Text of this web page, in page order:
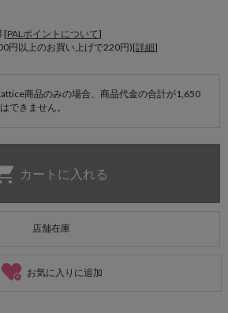
[PALポイントについて]
円以上のお買い上げで220円)[詳細]
商品のみの場合、商品代金の合計が1,650
できません。
店舗在庫
お気に入りに追加